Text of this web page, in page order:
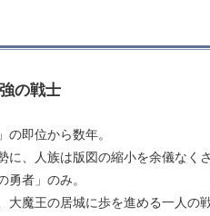
の戦士
即位から数年。
に、人族は版図の縮小を余儀なく
者」のみ。
大魔王の居城に歩を進める一人